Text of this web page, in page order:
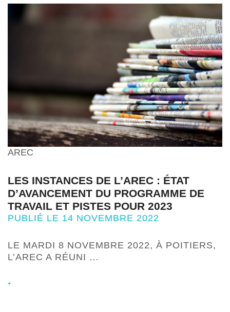
AREC
LES INSTANCES DE L’AREC : ÉTAT
D’AVANCEMENT DU PROGRAMME DE
TRAVAIL ET PISTES POUR 2023
PUBLIÉ LE 14 NOVEMBRE 2022
LE MARDI 8 NOVEMBRE 2022, À POITIERS,
L’AREC A RÉUNI …
+